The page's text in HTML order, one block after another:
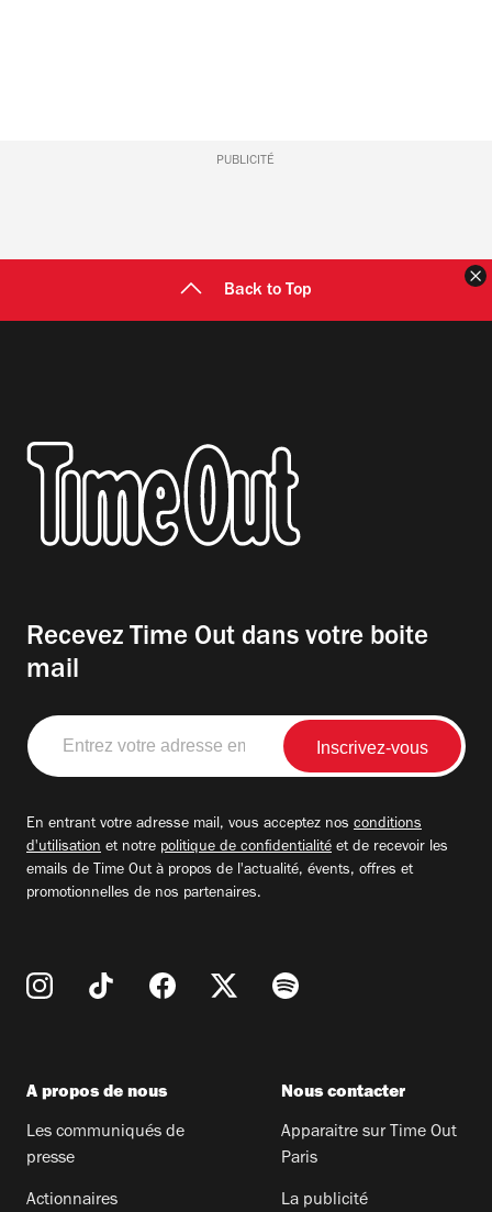
PUBLICITÉ
Back to Top
Recevez Time Out dans votre boite
mail
Entrez
votre
adresse
En entrant votre adresse mail, vous acceptez nos conditions
d'utilisation et notre politique de confidentialité et de recevoir les
emails de Time Out à propos de l'actualité, évents, offres et
promotionnelles de nos partenaires.
A propos de nous
Les communiqués de
presse
Actionnaires
Nous contacter
Apparaitre sur Time Out
Paris
La publicité